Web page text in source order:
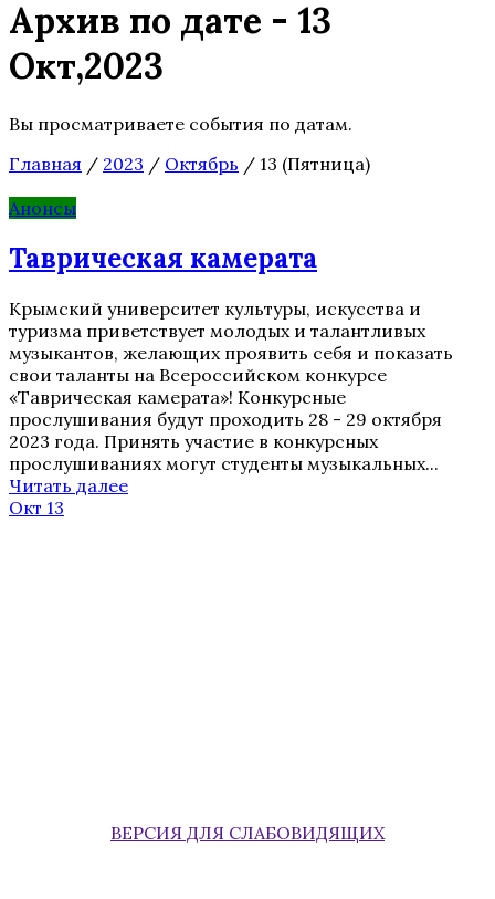
Архив по дате - 13
Окт,2023
Вы просматриваете события по датам.
Главная / 2023 / Октябрь / 13 (Пятница)
Анонсы
Таврическая камерата
Крымский университет культуры, искусства и
туризма приветствует молодых и талантливых
музыкантов, желающих проявить себя и показать
свои таланты на Всероссийском конкурсе
«Таврическая камерата»! Конкурсные
прослушивания будут проходить 28 - 29 октября
2023 года. Принять участие в конкурсных
прослушиваниях могут студенты музыкальных...
Читать далее
Окт 13
ВЕРСИЯ ДЛЯ СЛАБОВИДЯЩИХ